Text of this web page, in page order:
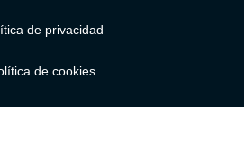
de privacidad
de cookies